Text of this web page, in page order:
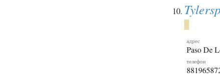
адрес
Paso De
телефон